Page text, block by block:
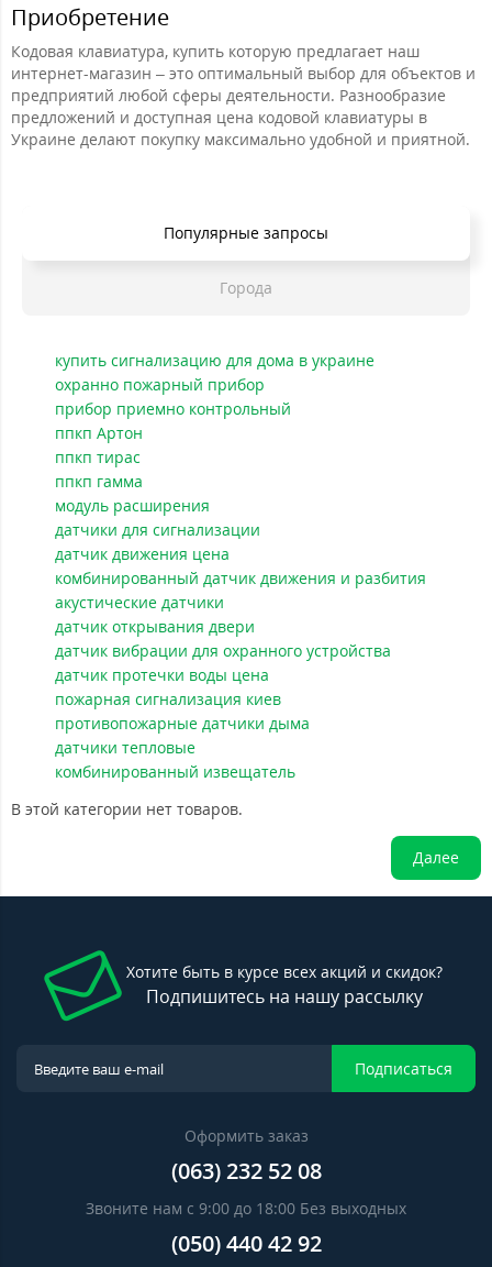
Приобретение
Кодовая клавиатура, купить которую предлагает наш
интернет-магазин – это оптимальный выбор для объектов и
предприятий любой сферы деятельности. Разнообразие
предложений и доступная цена кодовой клавиатуры в
Украине делают покупку максимально удобной и приятной.
Популярные запросы
Города
купить сигнализацию для дома в украине
охранно пожарный прибор
прибор приемно контрольный
ппкп Артон
ппкп тирас
ппкп гамма
модуль расширения
датчики для сигнализации
датчик движения цена
комбинированный датчик движения и разбития
акустические датчики
датчик открывания двери
датчик вибрации для охранного устройства
датчик протечки воды цена
пожарная сигнализация киев
противопожарные датчики дыма
датчики тепловые
комбинированный извещатель
В этой категории нет товаров.
Далее
Хотите быть в курсе всех акций и скидок?
Подпишитесь на нашу рассылку
Подписаться
Оформить заказ
(063) 232 52 08
Звоните нам с 9:00 до 18:00 Без выходных
(050) 440 42 92